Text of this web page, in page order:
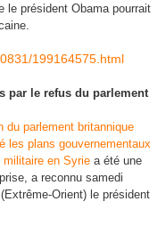
le président Obama pourrait
199164575.html
par le refus du parlement
du parlement britannique
les plans gouvernementaux
militaire en Syrie a été une
a reconnu samedi
Orient) le président